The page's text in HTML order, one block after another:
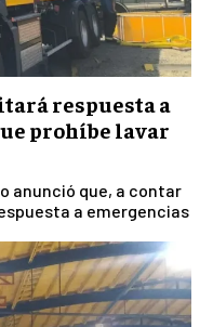
respuesta a
prohíbe lavar
anunció que, a contar
a emergencias